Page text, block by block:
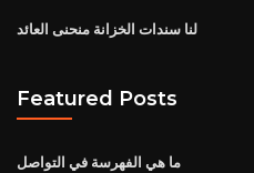
لنا سندات الخزانة منحنى العائد
Featured Posts
ما هي الفهرسة في التواصل